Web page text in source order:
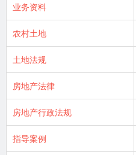
业务资料
农村土地
土地法规
房地产法律
房地产行政法规
指导案例